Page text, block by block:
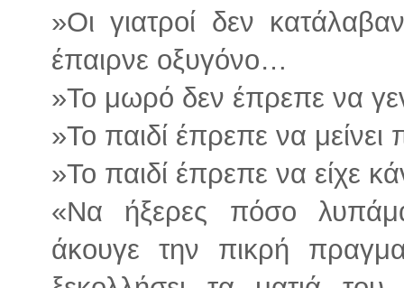
»Οι γιατροί δεν
έπαιρνε οξυγόνο…
»Το μωρό δεν έπρεπε να
»Το παιδί έπρεπε να
»Το παιδί έπρεπε να είχε
«Να ήξερες πόσο
άκουγε την πικρή